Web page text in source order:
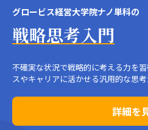
グロービス経営大学院ナノ単科の
戦略思考入門
不確実な状況で戦略的に考える力を
スやキャリアに活かせる汎用的な思考
詳細を